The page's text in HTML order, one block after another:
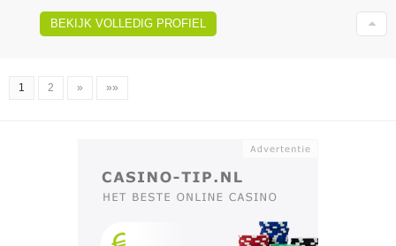
BEKIJK VOLLEDIG PROFIEL
1 2 » »»